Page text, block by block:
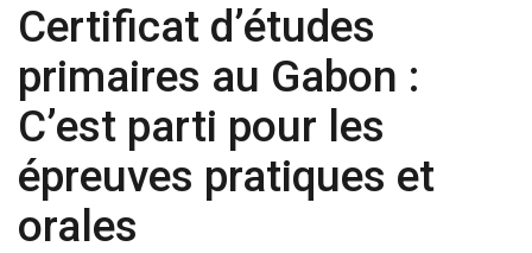
Certificat d’études
primaires au Gabon :
C’est parti pour les
épreuves pratiques et
orales